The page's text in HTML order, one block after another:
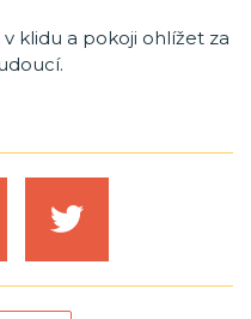
klidu a pokoji ohlížet za